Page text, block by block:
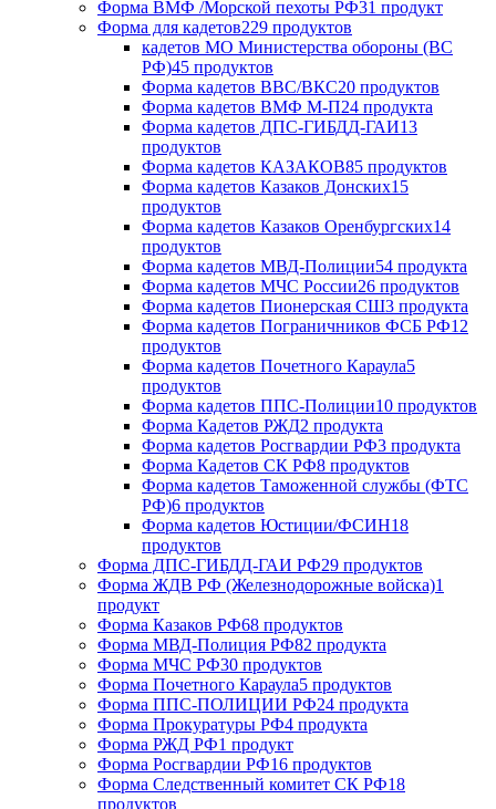
Форма ВМФ /Морской пехоты РФ31 продукт
Форма для кадетов229 продуктов
кадетов МО Министерства обороны (ВС
РФ)45 продуктов
Форма кадетов ВВС/ВКС20 продуктов
Форма кадетов ВМФ М-П24 продукта
Форма кадетов ДПС-ГИБДД-ГАИ13
продуктов
Форма кадетов КАЗАКОВ85 продуктов
Форма кадетов Казаков Донских15
продуктов
Форма кадетов Казаков Оренбургских14
продуктов
Форма кадетов МВД-Полиции54 продукта
Форма кадетов МЧС России26 продуктов
Форма кадетов Пионерская СШ3 продукта
Форма кадетов Пограничников ФСБ РФ12
продуктов
Форма кадетов Почетного Караула5
продуктов
Форма кадетов ППС-Полиции10 продуктов
Форма Кадетов РЖД2 продукта
Форма кадетов Росгвардии РФ3 продукта
Форма Кадетов СК РФ8 продуктов
Форма кадетов Таможенной службы (ФТС
РФ)6 продуктов
Форма кадетов Юстиции/ФСИН18
продуктов
Форма ДПС-ГИБДД-ГАИ РФ29 продуктов
Форма ЖДВ РФ (Железнодорожные войска)1
продукт
Форма Казаков РФ68 продуктов
Форма МВД-Полиция РФ82 продукта
Форма МЧС РФ30 продуктов
Форма Почетного Караула5 продуктов
Форма ППС-ПОЛИЦИИ РФ24 продукта
Форма Прокуратуры РФ4 продукта
Форма РЖД РФ1 продукт
Форма Росгвардии РФ16 продуктов
Форма Следственный комитет СК РФ18
продуктов